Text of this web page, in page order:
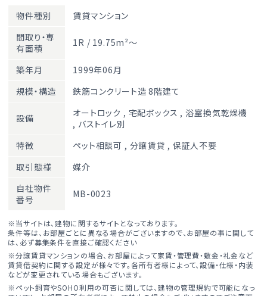
物件種別
賃貸マンション
間取り・専
有面積
1R / 19.75m²～
築年月
1999年06月
規模・構造
鉄筋コンクリート造 8階建て
設備 オートロック , 宅配ボックス , 浴室換気乾燥機
, バストイレ別
特徴
ペット相談可 , 分譲賃貸 , 保証人不要
取引態様
媒介
自社物件
番号
MB-0023
※当サイトは、建物に関するサイトとなっております。
条件等は、お部屋ごとに異なる場合がございますので、お部屋の事に関して
は、必ず募集条件を直接ご確認ください
※分譲賃貸マンションの場合、お部屋によって家賃・管理費・敷金・礼金など
賃貸借契約に関する設定が様々です。各所有者様によって、設備・仕様・内装
などが変更されている場合もございます。
※ペット飼育やSOHO利用の可否に関しては、建物の管理規約で可能になっ